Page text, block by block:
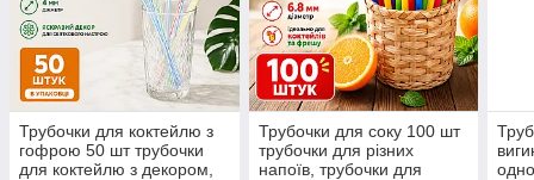
Трубочки для коктейлю з
гофрою 50 шт трубочки
для коктейлю з декором,
Трубочки для соку 100 шт
трубочки для різних
напоїв, трубочки для